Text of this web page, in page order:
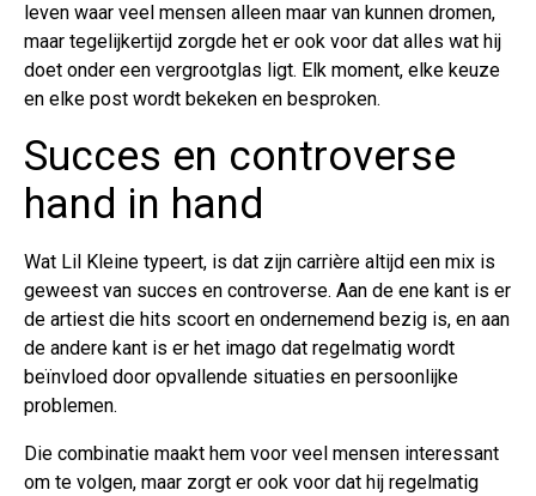
leven waar veel mensen alleen maar van kunnen dromen,
maar tegelijkertijd zorgde het er ook voor dat alles wat hij
doet onder een vergrootglas ligt. Elk moment, elke keuze
en elke post wordt bekeken en besproken.
Succes en controverse
hand in hand
Wat Lil Kleine typeert, is dat zijn carrière altijd een mix is
geweest van succes en controverse. Aan de ene kant is er
de artiest die hits scoort en ondernemend bezig is, en aan
de andere kant is er het imago dat regelmatig wordt
beïnvloed door opvallende situaties en persoonlijke
problemen.
Die combinatie maakt hem voor veel mensen interessant
om te volgen, maar zorgt er ook voor dat hij regelmatig